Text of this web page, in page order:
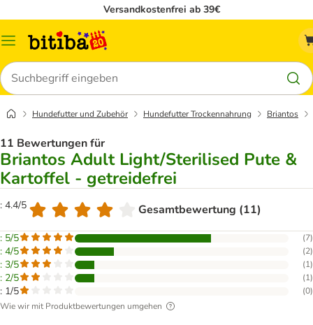
Versandkostenfrei ab 39€
Menü
Suchen
Hundefutter und Zubehör Hundefutter Trockennahrung Briantos
11 Bewertungen für
Briantos Adult Light/Sterilised Pute &
Kartoffel - getreidefrei
: 4.4/5 Gesamtbewertung (11)
: 5/5 (7)
: 4/5 (2)
: 3/5 (1)
: 2/5 (1)
: 1/5 (0)
Wie wir mit Produktbewertungen umgehen